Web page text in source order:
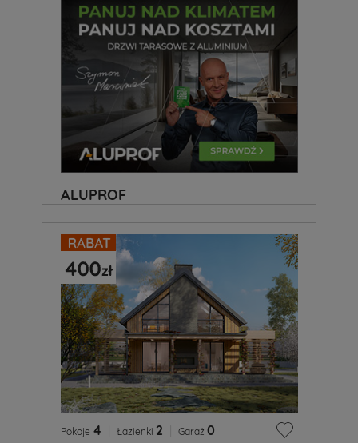
ALUPROF
Pokoje 4 Łazienki 2 Garaż 0